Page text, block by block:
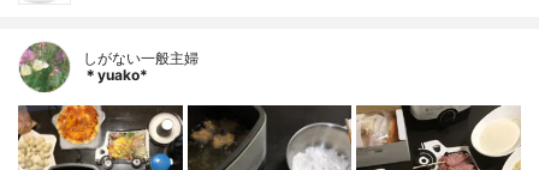
しがない一般主婦
＊yuako*